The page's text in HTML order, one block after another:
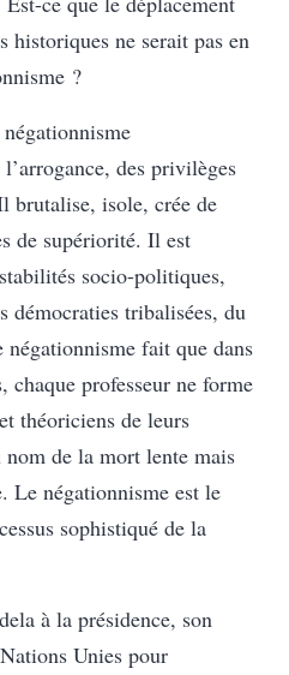
historiques ne serait pas en
?
des privilèges
brutalise, isole, crée de
de supériorité. Il est
socio-politiques,
démocraties tribalisées, du
fait que dans
chaque professeur ne forme
théoriciens de leurs
de la mort lente mais
Le négationnisme est le
sophistiqué de la
à la présidence, son
Unies pour